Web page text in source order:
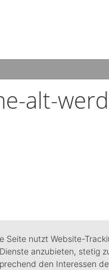
alt-
Seite nutzt Website-
anzubieten, stetig
den Interessen